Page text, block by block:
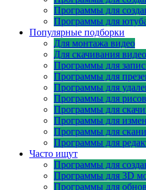
Программы для
Программы для
Популярные подборки
Для монтажа видео
Для скачивания
Программы для
Программы для
Программы для
Программы для
Программы для
Программы для
Программы для
Программы для
Часто ищут
Программы для
Программы для 3D
Программы для